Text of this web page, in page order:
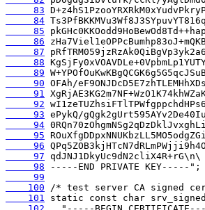
     83
     84
     85
     86
     87
     88
     89
     90
     91
     92
     93
     94
     95
     96
     97
     98
     99
    100
    101